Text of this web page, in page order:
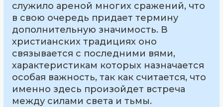
служило ареной многих сражений, что
в свою очередь придает термину
дополнительную значимость. В
христианских традициях оно
связывается с последними вями,
характеристикам которых назначается
особая важность, так как считается, что
именно здесь произойдет встреча
между силами света и тьмы.